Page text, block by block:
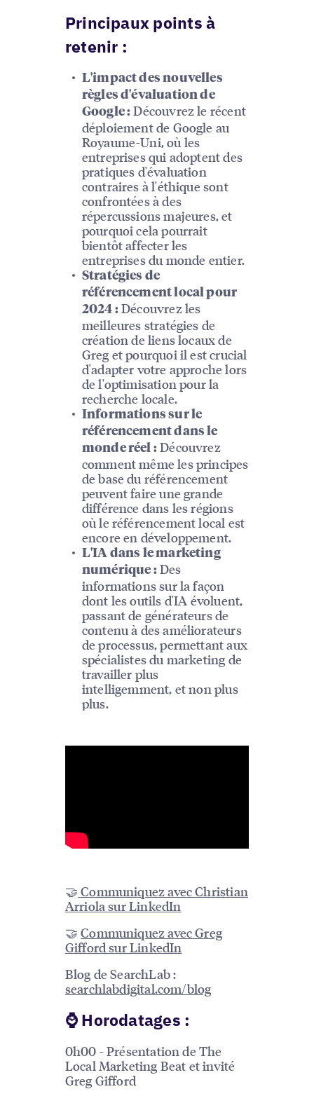
Principaux points à
retenir :
L'impact des nouvelles
règles d'évaluation de
Google : Découvrez le récent
déploiement de Google au
Royaume-Uni, où les
entreprises qui adoptent des
pratiques d'évaluation
contraires à l'éthique sont
confrontées à des
répercussions majeures, et
pourquoi cela pourrait
bientôt affecter les
entreprises du monde entier.
Stratégies de
référencement local pour
2024 :Découvrez les
meilleures stratégies de
création de liens locaux de
Greg et pourquoi il est crucial
d'adapter votre approche lors
de l'optimisation pour la
recherche locale.
Informations sur le
référencement dans le
monde réel : Découvrez
comment même les principes
de base du référencement
peuvent faire une grande
différence dans les régions
où le référencement local est
encore en développement.
L'IA dans le marketing
numérique :Des
informations sur la façon
dont les outils d'IA évoluent,
passant de générateurs de
contenu à des améliorateurs
de processus, permettant aux
spécialistes du marketing de
travailler plus
intelligemment, et non plus
plus.
🤝 Communiquez avec Christian
Arriola sur LinkedIn
🤝Communiquez avec Greg
Gifford sur LinkedIn
Blog de SearchLab :
searchlabdigital.com/blog
⌚️ Horodatages :
0h00 - Présentation de The
Local Marketing Beat et invité
Greg Gifford